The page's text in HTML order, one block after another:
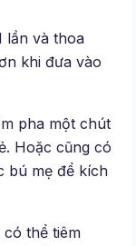
lần và thoa
khi đưa vào
pha một chút
Hoặc cũng có
bú mẹ để kích
thể tiêm